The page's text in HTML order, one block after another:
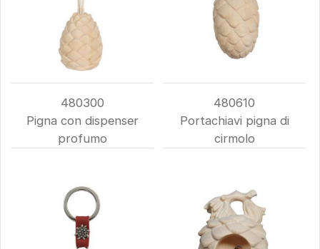
480300
Pigna con dispenser
profumo
480610
Portachiavi pigna di
cirmolo